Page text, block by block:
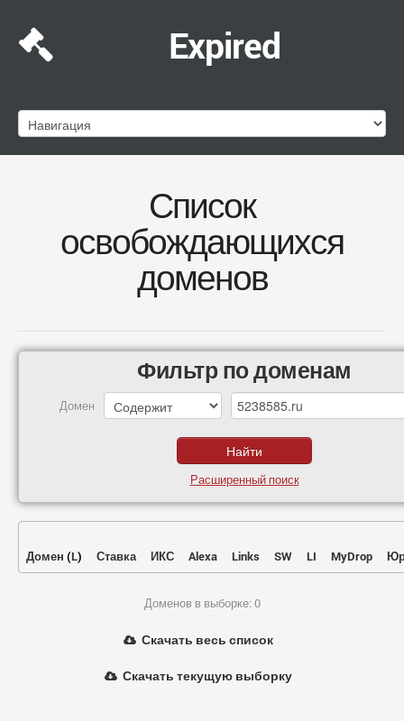
Expired
Список
освобождающихся
доменов
Фильтр по доменам
Домен
Расширенный поиск
Домен (L) Ставка ИКС Alexa Links SW LI MyDrop
Доменов в выборке: 0
Скачать весь список
Скачать текущую выборку